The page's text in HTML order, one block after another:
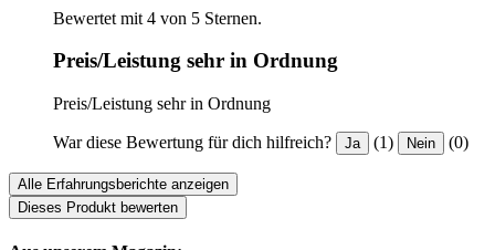
Bewertet mit 4 von 5 Sternen.
Preis/Leistung sehr in Ordnung
Preis/Leistung sehr in Ordnung
War diese Bewertung für dich hilfreich? Ja (1) Nein (0)
Alle Erfahrungsberichte anzeigen
Dieses Produkt bewerten